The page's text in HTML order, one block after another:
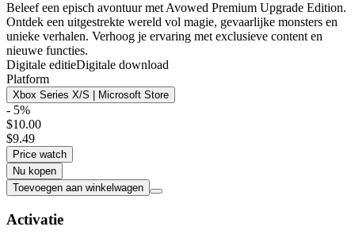
Beleef een episch avontuur met Avowed Premium Upgrade Edition.
Ontdek een uitgestrekte wereld vol magie, gevaarlijke monsters en
unieke verhalen. Verhoog je ervaring met exclusieve content en
nieuwe functies.
Digitale editieDigitale download
Platform
Xbox Series X/S | Microsoft Store
- 5%
$10.00
$9.49
Price watch
Nu kopen
Toevoegen aan winkelwagen
Activatie